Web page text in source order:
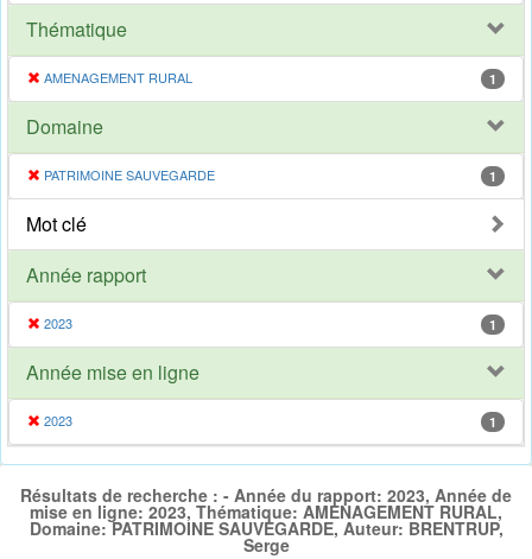
Thématique
AMENAGEMENT RURAL 1
Domaine
PATRIMOINE SAUVEGARDE 1
Mot clé
Année rapport
2023 1
Année mise en ligne
2023 1
Résultats de recherche : - Année du rapport: 2023, Année de
mise en ligne: 2023, Thématique: AMENAGEMENT RURAL,
Domaine: PATRIMOINE SAUVEGARDE, Auteur: BRENTRUP,
Serge